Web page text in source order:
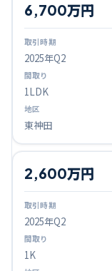
2025年Q2
6,700万円
1LDK
東神田
2025年Q2
2,600万円
1K